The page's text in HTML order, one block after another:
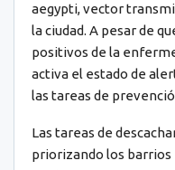
aegypti, vector
la ciudad. A pesar de
positivos de la
activa el estado de
las tareas de
Las tareas de
priorizando los barrios